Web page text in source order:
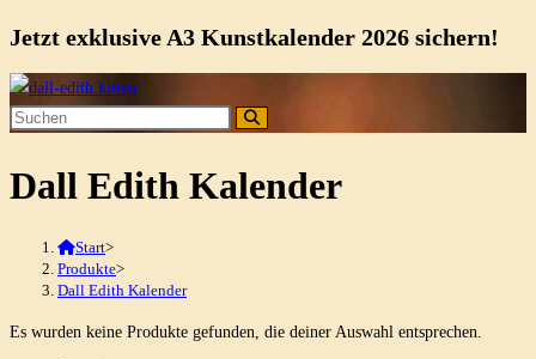
Zum
springen
Jetzt exklusive A3 Kunstkalender 2026 sichern!
Dall Edith Kalender
Start>
Produkte>
Dall Edith Kalender
Es wurden keine Produkte gefunden, die deiner Auswahl entsprechen.